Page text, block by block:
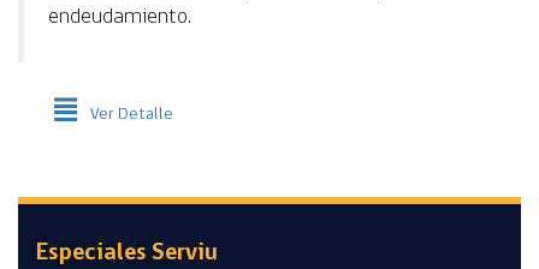
endeudamiento.
Ver Detalle
Especiales Serviu